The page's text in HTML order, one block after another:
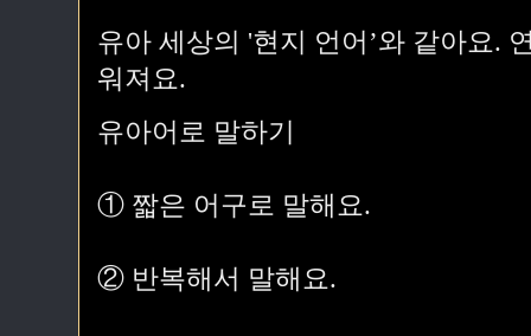
유아 세상의 '현지 언어’와 같아요.
워져요.
유아어로 말하기
① 짧은 어구로 말해요.
② 반복해서 말해요.